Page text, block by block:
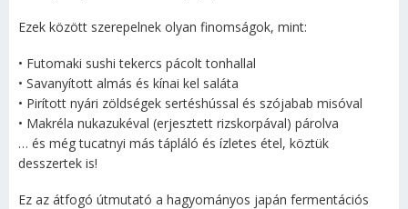
Ezek között szerepelnek olyan finomságok, mint:
• Futomaki sushi tekercs pácolt tonhallal
• Savanyított almás és kínai kel saláta
• Pirított nyári zöldségek sertéshússal és szójabab misóval
• Makréla nukazukéval (erjesztett rizskorpával) párolva
… és még tucatnyi más tápláló és ízletes étel, köztük
desszertek is!
Ez az átfogó útmutató a hagyományos japán fermentációs